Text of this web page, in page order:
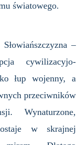
światowego.
–
cywilizacyjo-
łup wojenny, a
przeciwników
Wynaturzone,
w skrajnej